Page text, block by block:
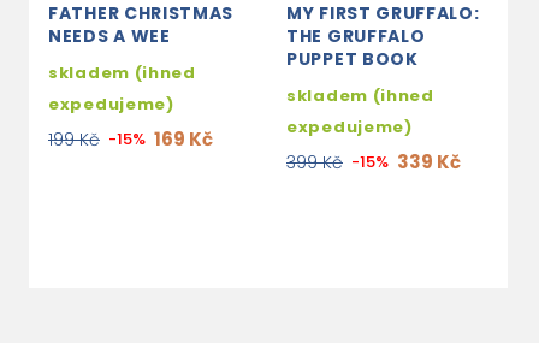
FATHER CHRISTMAS
NEEDS A WEE
skladem (ihned
expedujeme)
199 Kč -15% 169 Kč
MY FIRST GRUFFALO:
THE GRUFFALO
PUPPET BOOK
skladem (ihned
expedujeme)
399 Kč -15% 339 Kč